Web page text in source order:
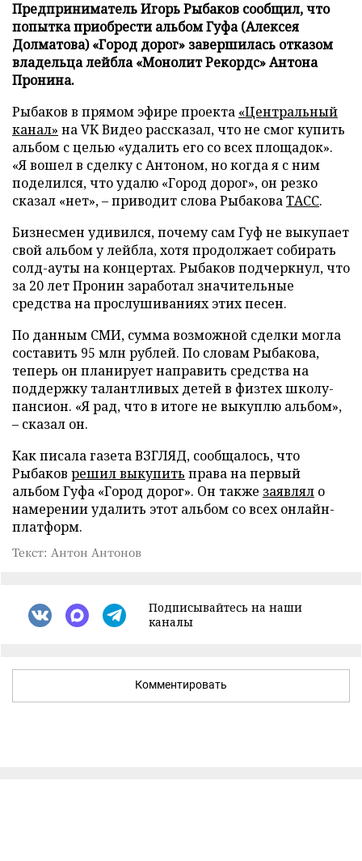
Предприниматель Игорь Рыбаков сообщил, что
попытка приобрести альбом Гуфа (Алексея
Долматова) «Город дорог» завершилась отказом
владельца лейбла «Монолит Рекордс» Антона
Пронина.
Рыбаков в прямом эфире проекта «Центральный
канал» на VK Видео рассказал, что не смог купить
альбом с целью «удалить его со всех площадок».
«Я вошел в сделку с Антоном, но когда я с ним
поделился, что удалю «Город дорог», он резко
сказал «нет», – приводит слова РыбаковаТАСС.
Бизнесмен удивился, почему сам Гуф не выкупает
свой альбом у лейбла, хотя продолжает собирать
солд-ауты на концертах. Рыбаков подчеркнул, что
за 20 лет Пронин заработал значительные
средства на прослушиваниях этих песен.
По данным СМИ, сумма возможной сделки могла
составить 95 млн рублей. По словам Рыбакова,
теперь он планирует направить средства на
поддержку талантливых детей в физтех школу-
пансион. «Я рад, что в итоге не выкуплю альбом»,
– сказал он.
Как писала газета ВЗГЛЯД, сообщалось, что
Рыбаков решил выкупить права на первый
альбом Гуфа «Город дорог». Он также заявлял о
намерении удалить этот альбом со всех онлайн-
платформ.
Текст: Антон Антонов
Подписывайтесь на наши
каналы
Комментировать